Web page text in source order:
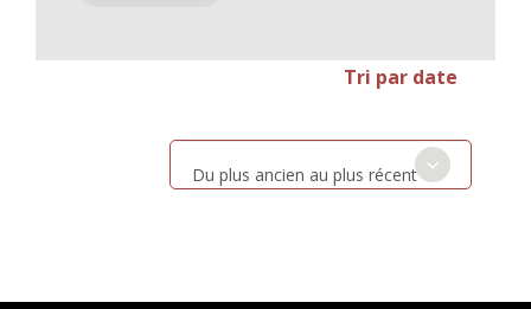
Tri par date
Du plus ancien au plus récent